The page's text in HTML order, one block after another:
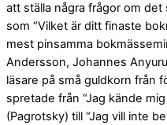
att ställa några frågor om
som “Vilket är ditt finaste
mest pinsamma
Andersson, Johannes
läsare på små guldkorn från
spretade från “Jag kände
(Pagrotsky) till “Jag vill inte